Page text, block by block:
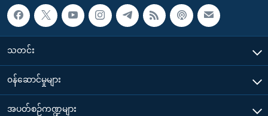
သတင်း
၀န်ဆောင်မှုများ
အပတ်စဉ်ကဏ္ဍများ